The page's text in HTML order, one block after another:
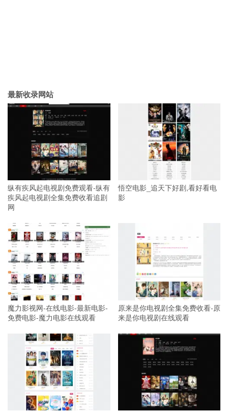
最新收录网站
纵有疾风起电视剧免费观看-纵有
疾风起电视剧全集免费收看追剧
网
悟空电影_追天下好剧,看好看电
影
魔力影视网-在线电影-最新电影-
免费电影-魔力电影在线观看
原来是你电视剧全集免费收看-原
来是你电视剧在线观看